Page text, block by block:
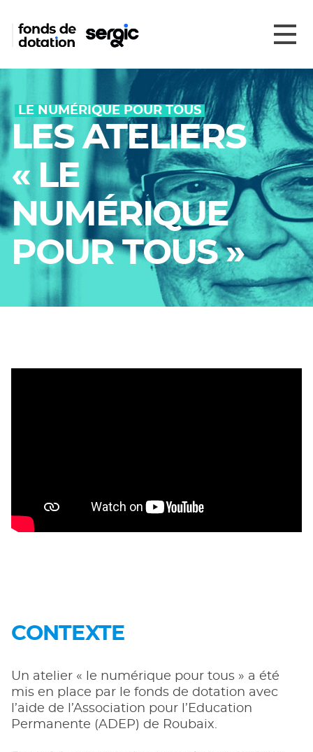
LE NUMÉRIQUE POUR TOUS
LES ATELIERS
« LE
NUMÉRIQUE
POUR TOUS »
CONTEXTE
Un atelier « le numérique pour tous » a été
mis en place par le fonds de dotation avec
l’aide de l’Association pour l’Education
Permanente (ADEP) de Roubaix.